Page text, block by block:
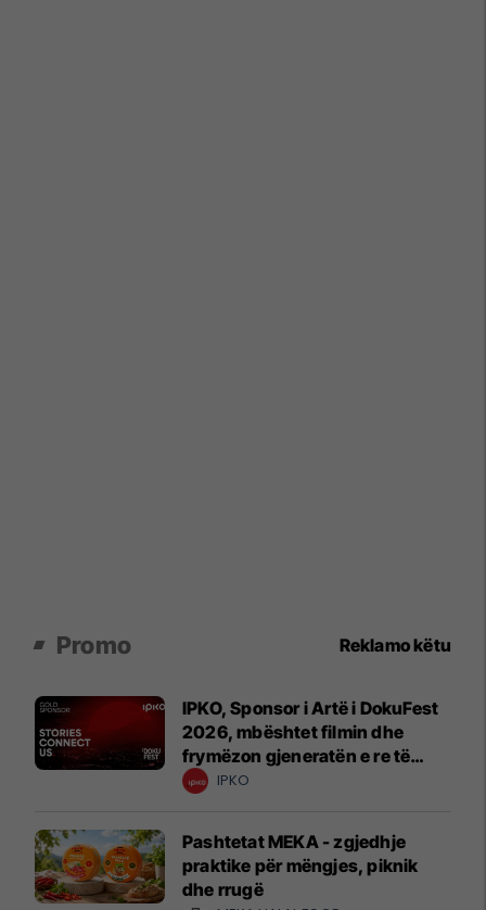
Promo Reklamo këtu
IPKO, Sponsor i Artë i DokuFest
2026, mbështet filmin dhe
frymëzon gjeneratën e re të
krijuesve
IPKO
Pashtetat MEKA - zgjedhje
praktike për mëngjes, piknik
dhe rrugë